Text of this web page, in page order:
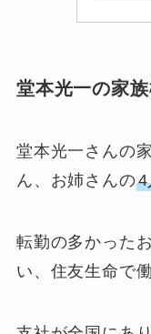
堂本光一の家族
堂本光一さんの
ん、お姉さんの4
転勤の多かった
い、住友生命で